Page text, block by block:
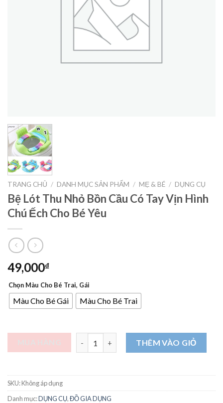
TRANG CHỦ / DANH MỤC SẢN PHẨM / MẸ & BÉ / DỤNG CỤ
Bệ Lót Thu Nhỏ Bồn Cầu Có Tay Vịn Hình
Chú Ếch Cho Bé Yêu
49,000₫
Chọn Màu Cho Bé Trai, Gái
Màu Cho Bé Gái Màu Cho Bé Trai
Bệ Lót Thu Nhỏ Bồn Cầu Có Tay Vịn Hình
THÊM VÀO GIỎ
SKU:Không áp dụng
Danh mục:DỤNG CỤ,ĐỒ GIA DỤNG